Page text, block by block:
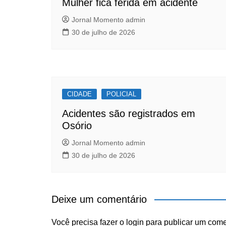
k
Mulher fica ferida em acidente
Jornal Momento admin
30 de julho de 2026
CIDADE POLICIAL
Acidentes são registrados em
Osório
Jornal Momento admin
30 de julho de 2026
Deixe um comentário
Você precisa fazer o login para publicar um